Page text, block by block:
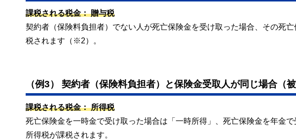
課税される税金： 贈与税
契約者（保険料負担者）でない人が死亡保険金を受け取った場合、その死
税されます（※2）。
（例3） 契約者（保険料負担者）と保険金受取人が同じ場合（
課税される税金： 所得税
死亡保険金を一時金で受け取った場合は「一時所得」、死亡保険金を年金
所得税が課税されます。